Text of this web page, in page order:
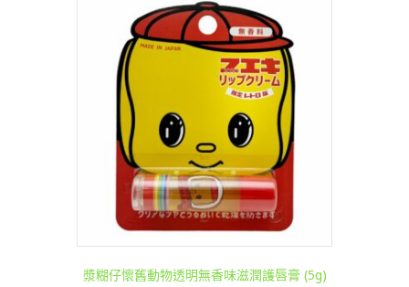
漿糊仔懷舊動物透明無香味滋潤護唇膏 (5g)